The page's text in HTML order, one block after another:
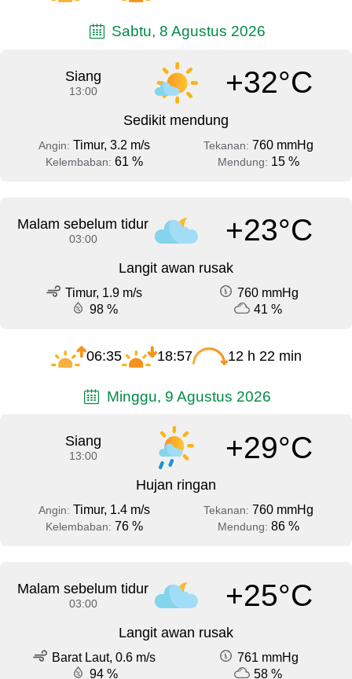
Sabtu, 8 Agustus 2026
Siang
13:00 +32°C
Sedikit mendung
Angin: Timur, 3.2 m/s Tekanan: 760 mmHg
Kelembaban: 61 % Mendung: 15 %
Malam sebelum tidur
03:00 +23°C
Langit awan rusak
Timur, 1.9 m/s
760 mmHg
98 %
41 %
06:35 18:57 12 h 22 min
Minggu, 9 Agustus 2026
Siang
13:00 +29°C
Hujan ringan
Angin: Timur, 1.4 m/s Tekanan: 760 mmHg
Kelembaban: 76 % Mendung: 86 %
Malam sebelum tidur
03:00 +25°C
Langit awan rusak
Barat Laut, 0.6 m/s
761 mmHg
94 %
58 %